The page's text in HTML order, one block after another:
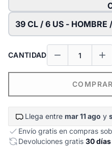
39 CL / 6 US -
CANTIDAD
Llega entre mar 11 ago y
Envío gratis en compras
Devoluciones gratis 30 días